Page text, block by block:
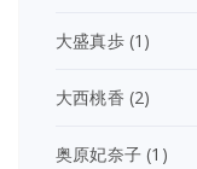
大盛真歩(1)
大西桃香 (2)
奥原妃奈子 (1)